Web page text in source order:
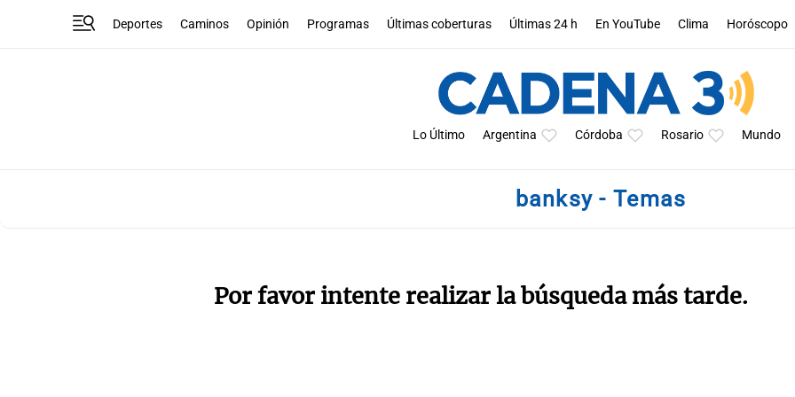
Deportes Caminos Opinión Programas Últimas coberturas Últimas 24 h En YouTube Clima Horóscopo
Lo Último Argentina Córdoba Rosario Mundo
banksy - Temas
Por favor intente realizar la búsqueda más tarde.